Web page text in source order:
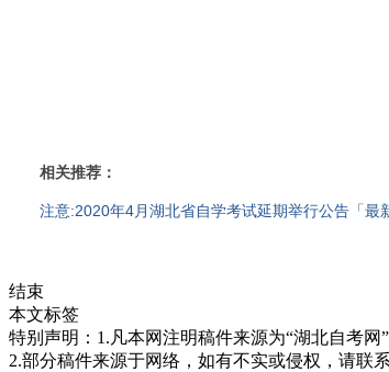
相关推荐：
注意:2020年4月湖北省自学考试延期举行公告「最
结束
本文标签
特别声明：1.凡本网注明稿件来源为“湖北自考网
2.部分稿件来源于网络，如有不实或侵权，请联